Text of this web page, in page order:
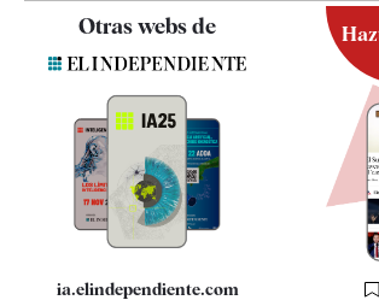
Contacto
Quiénes somos
Especificaciones
Otras webs de
ia.elindependiente.com